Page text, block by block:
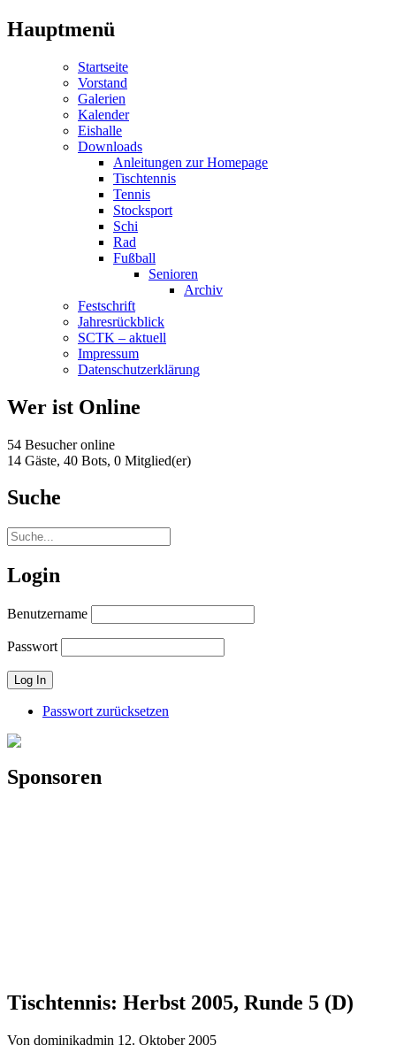
Hauptmenü
Startseite
Vorstand
Galerien
Kalender
Eishalle
Downloads
Anleitungen zur Homepage
Tischtennis
Tennis
Stocksport
Schi
Rad
Fußball
Senioren
Archiv
Festschrift
Jahresrückblick
SCTK – aktuell
Impressum
Datenschutzerklärung
Wer ist Online
54 Besucher online
14 Gäste, 40 Bots, 0 Mitglied(er)
Suche
Login
Benutzername
Passwort
Passwort zurücksetzen
Sponsoren
Tischtennis: Herbst 2005, Runde 5 (D)
Von dominikadmin 12. Oktober 2005